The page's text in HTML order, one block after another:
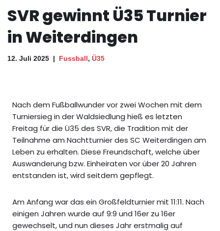
SVR gewinnt Ü35 Turnier
in Weiterdingen
12. Juli 2025 Fussball, Ü35
Nach dem Fußballwunder vor zwei Wochen mit dem
Turniersieg in der Waldsiedlung hieß es letzten
Freitag für die Ü35 des SVR, die Tradition mit der
Teilnahme am Nachtturnier des SC Weiterdingen am
Leben zu erhalten. Diese Freundschaft, welche über
Auswanderung bzw. Einheiraten vor über 20 Jahren
entstanden ist, wird seitdem gepflegt.
Am Anfang war das ein Großfeldturnier mit 11:11. Nach
einigen Jahren wurde auf 9:9 und 16er zu 16er
gewechselt, und nun dieses Jahr erstmalig auf